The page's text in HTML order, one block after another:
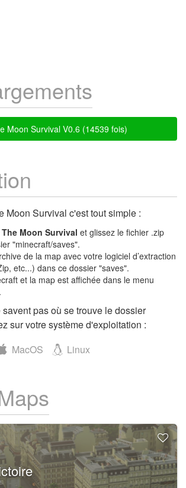
Moon Survival V0.6 (14539 fois)
Moon Survival c'est tout simple :
The Moon Survival et glissez le fichier .zip
"minecraft/saves".
de la map avec votre logiciel d’extraction
etc...) dans ce dossier "saves".
et la map est affichée dans le menu
pas où se trouve le dossier
sur votre système d'exploitation :
MacOS Linux